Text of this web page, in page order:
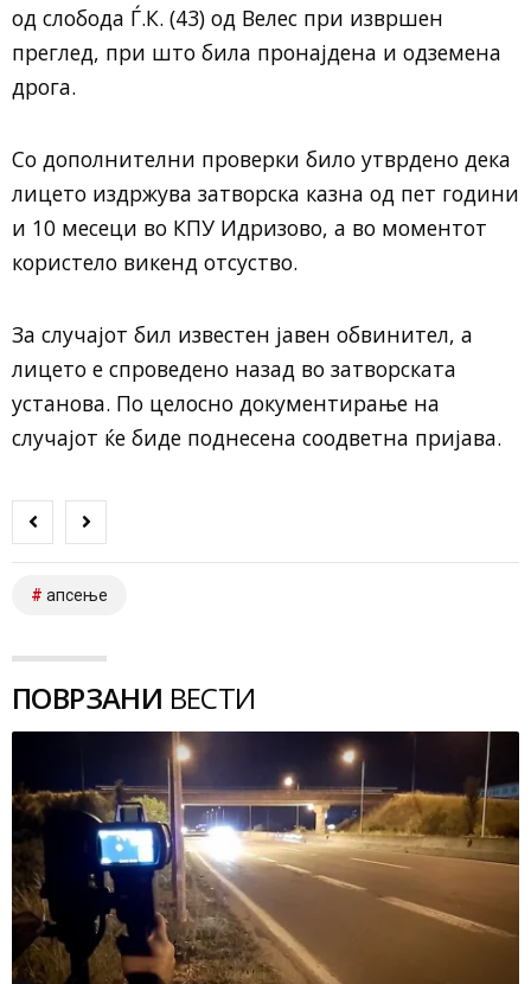
од слобода Ѓ.К. (43) од Велес при извршен
преглед, при што била пронајдена и одземена
дрога.
Со дополнителни проверки било утврдено дека
лицето издржува затворска казна од пет години
и 10 месеци во КПУ Идризово, а во моментот
користело викенд отсуство.
За случајот бил известен јавен обвинител, а
лицето е спроведено назад во затворската
установа. По целосно документирање на
случајот ќе биде поднесена соодветна пријава.
апсење
ПОВРЗАНИ ВЕСТИ